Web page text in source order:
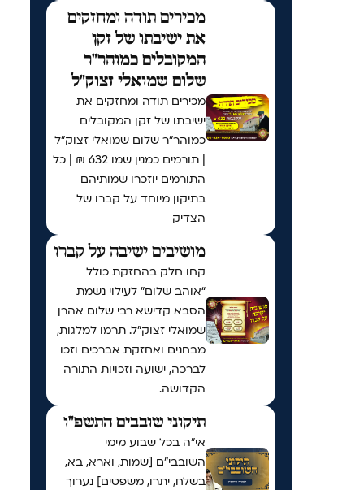
מכירים תודה ומחזקים
את ישיבתו של זקן
המקובלים כמוהר"ר
שלום שמואלי זצוק"ל
מכירים תודה ומחזקים את
ישיבתו של זקן המקובלים
כמוהר"ר שלום שמואלי זצוק"ל
| תורמים כמנין שמו 632 ₪ | כל
התורמים יוזכרו שמותיהם
בתיקון מיוחד על קברו של
הצדיק
מושיבים ישיבה על קברו
קחו חלק בהחזקת כולל
“אוהב שלום” לעילוי נשמת
הסבא קדישא רבי שלום אהרן
שמואלי זצוק״ל. תרמו למלגות,
מבחנים ואחזקת אברכים וזכו
לברכה, ישועה וזכויות התורה
הקדושה.
תיקוני שובבים התשפ"ו
אי"ה בכל שבוע מימי
השובבי"ם [שמות, וארא, בא,
בשלח, יתרו, משפטים] נערוך